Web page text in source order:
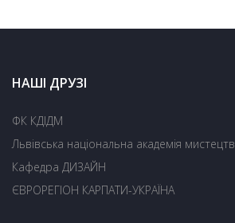
НАШІ ДРУЗІ
ФК КДІДМ
Львівська національна академія мистецтв
Кафедра ДИЗАЙН
ЄВРОРЕГІОН КАРПАТИ-УКРАЇНА